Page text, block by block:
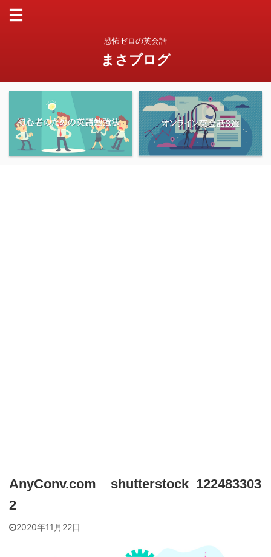
恐怖ゼロの英会話
まさブログ
AnyConv.com__shutterstock_122483303
2
2020年11月22日